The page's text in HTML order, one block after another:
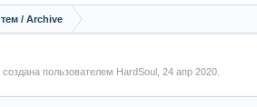
/ Archive
создана пользователем HardSoul 24 апр 2020